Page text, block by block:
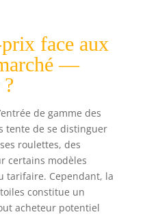
de
dynamique
Moderne :
sa finition
élégante,
chaise
tout espace
travail, à la
à l'école
au bureau. Son
face aux
—
de gamme des
tente de se distinguer
roulettes, des
certains modèles
tarifaire. Cependant, la
constitue un
acheteur potentiel